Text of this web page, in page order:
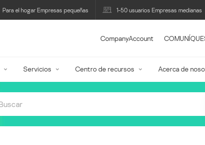
Para el hogar Empresas pequeñas 1-50 usuarios Empresas medianas
CompanyAccount
Servicios Centro de recursos Acerca de